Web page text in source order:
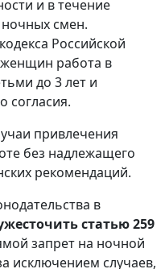
и в течение
смен.
Российской
работа в
до 3 лет и
согласия.
привлечения
без надлежащего
рекомендаций.
в
статью 259
запрет на ночной
исключением случаев,